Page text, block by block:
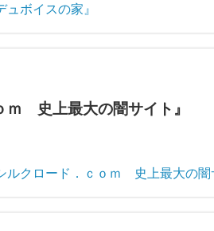
ｍ 史上最大の闇サイト』